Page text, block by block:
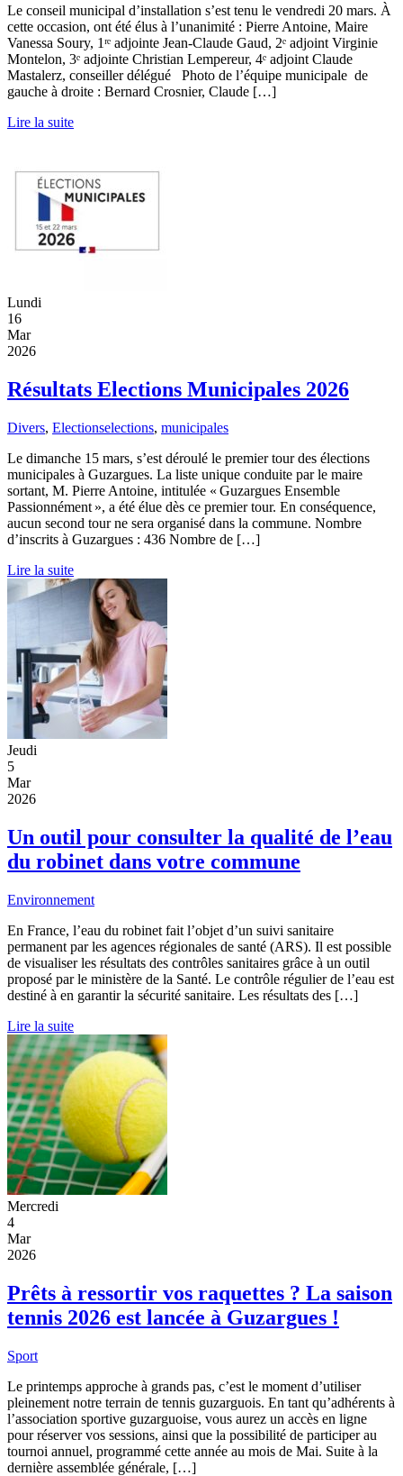
Le conseil municipal d’installation s’est tenu le vendredi 20 mars. À
cette occasion, ont été élus à l’unanimité : Pierre Antoine, Maire
Vanessa Soury, 1ʳᵉ adjointe Jean-Claude Gaud, 2ᵉ adjoint Virginie
Montelon, 3ᵉ adjointe Christian Lempereur, 4ᵉ adjoint Claude
Mastalerz, conseiller délégué Photo de l’équipe municipale de
gauche à droite : Bernard Crosnier, Claude […]
Lire la suite
Lundi
16
Mar
2026
Résultats Elections Municipales 2026
Divers, Electionselections, municipales
Le dimanche 15 mars, s’est déroulé le premier tour des élections
municipales à Guzargues. La liste unique conduite par le maire
sortant, M. Pierre Antoine, intitulée « Guzargues Ensemble
Passionnément », a été élue dès ce premier tour. En conséquence,
aucun second tour ne sera organisé dans la commune. Nombre
d’inscrits à Guzargues : 436 Nombre de […]
Lire la suite
Jeudi
5
Mar
2026
Un outil pour consulter la qualité de l’eau
du robinet dans votre commune
Environnement
En France, l’eau du robinet fait l’objet d’un suivi sanitaire
permanent par les agences régionales de santé (ARS). Il est possible
de visualiser les résultats des contrôles sanitaires grâce à un outil
proposé par le ministère de la Santé. Le contrôle régulier de l’eau est
destiné à en garantir la sécurité sanitaire. Les résultats des […]
Lire la suite
Mercredi
4
Mar
2026
Prêts à ressortir vos raquettes ? La saison
tennis 2026 est lancée à Guzargues !
Sport
Le printemps approche à grands pas, c’est le moment d’utiliser
pleinement notre terrain de tennis guzarguois. En tant qu’adhérents à
l’association sportive guzarguoise, vous aurez un accès en ligne
pour réserver vos sessions, ainsi que la possibilité de participer au
tournoi annuel, programmé cette année au mois de Mai. Suite à la
dernière assemblée générale, […]